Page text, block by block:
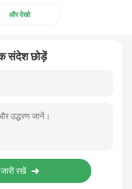
और देखो
संदेश छोड़ें